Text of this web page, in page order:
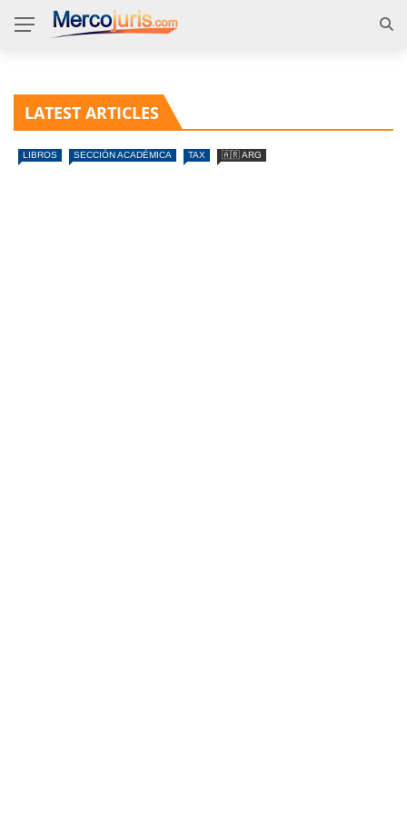
LATEST ARTICLES
LIBROS SECCIÓN ACADÉMICA TAX 🇦🇷 ARG